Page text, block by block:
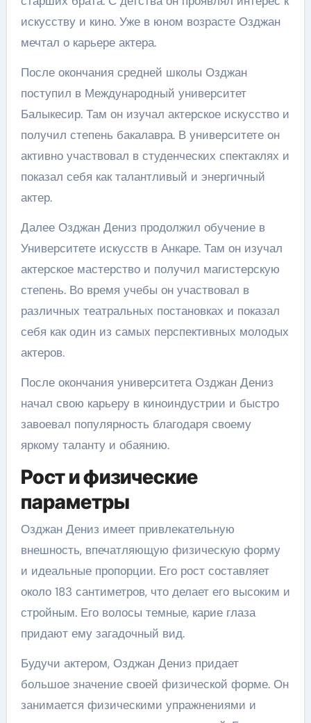
искусству и кино. Уже в юном возрасте Озджан
мечтал о карьере актера.
После окончания средней школы Озджан
поступил в Международный университет
Балыкесир. Там он изучал актерское искусство и
получил степень бакалавра. В университете он
активно участвовал в студенческих спектаклях и
показал себя как талантливый и энергичный
актер.
Далее Озджан Дениз продолжил обучение в
Университете искусств в Анкаре. Там он изучал
актерское мастерство и получил магистерскую
степень. Во время учебы он участвовал в
различных театральных постановках и показал
себя как один из самых перспективных молодых
актеров.
После окончания университета Озджан Дениз
начал свою карьеру в киноиндустрии и быстро
завоевал популярность благодаря своему
яркому таланту и обаянию.
Рост и физические
параметры
Озджан Дениз имеет привлекательную
внешность, впечатляющую физическую форму
и идеальные пропорции. Его рост составляет
около 183 сантиметров, что делает его высоким и
стройным. Его волосы темные, карие глаза
придают ему загадочный вид.
Будучи актером, Озджан Дениз придает
большое значение своей физической форме. Он
занимается физическими упражнениями и